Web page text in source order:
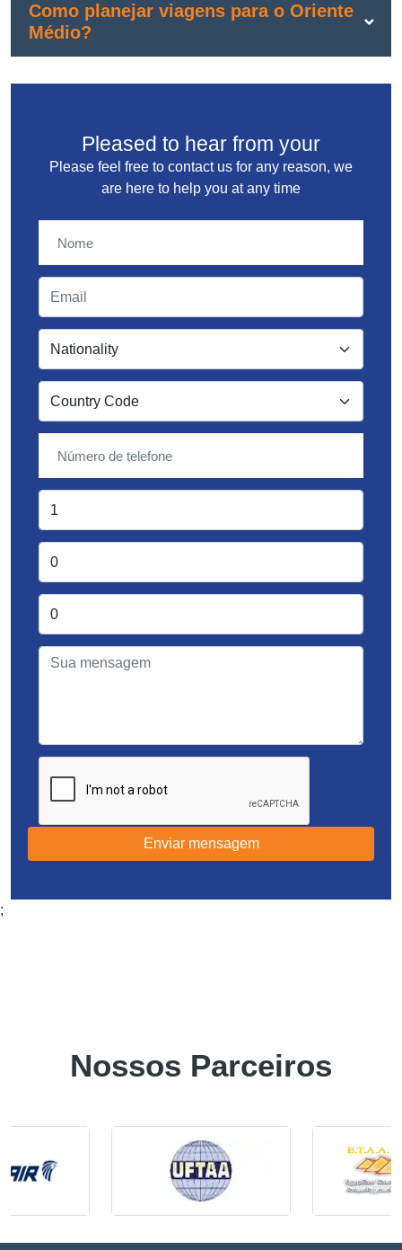
Como planejar viagens para o Oriente
Médio?
Pleased to hear from your
Please feel free to contact us for any reason, we
are here to help you at any time
Enviar mensagem
;
Nossos Parceiros